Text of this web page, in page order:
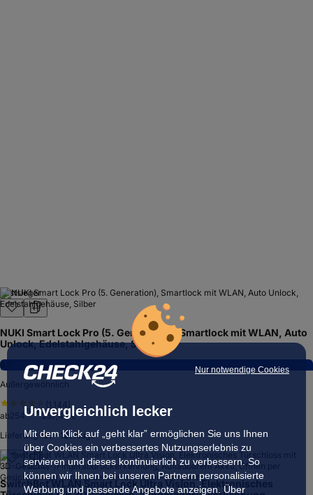
Nur notwendige Cookies
Unvergleichlich lecker
Mit dem Klick auf „geht klar” ermöglichen Sie uns Ihnen
über Cookies ein verbessertes Nutzungserlebnis zu
servieren und dieses kontinuierlich zu verbessern. So
können wir Ihnen bei unseren Partnern personalisierte
Werbung und passende Angebote anzeigen. Über
Testsieger
NUKI Smart Lock Pro (5. Generation), Smartlock mit WLAN, Auto
Unlock, Edelstahlgehäuse, Silber
9,3
Außergewöhnlich
ab
25400€257,42 €
Lieferung 10. – 12. Aug.
SwitchBot WLAN Smart Lock Ultra Vision, Elektronisches